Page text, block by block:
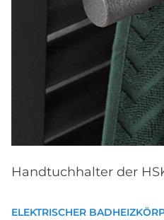
Handtuchhalter der
ELEKTRISCHER